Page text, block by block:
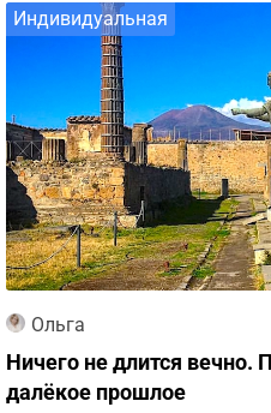
Индивидуальная
Ольга
Ничего не длится вечно.
далёкое прошлое